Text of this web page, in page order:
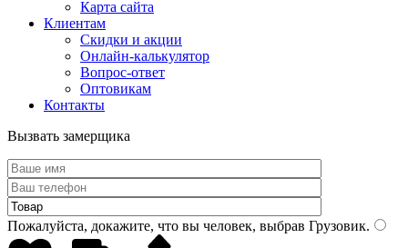
Карта сайта
Клиентам
Скидки и акции
Онлайн-калькулятор
Вопрос-ответ
Оптовикам
Контакты
Вызвать замерщика
Пожалуйста, докажите, что вы человек, выбрав Грузовик.